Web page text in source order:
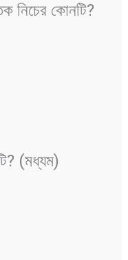
নিচের কোনটি?
(মধ্যম)